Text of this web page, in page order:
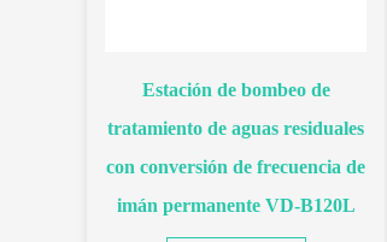
Estación de bombeo de
tratamiento de aguas residuales
con conversión de frecuencia de
imán permanente VD-B120L